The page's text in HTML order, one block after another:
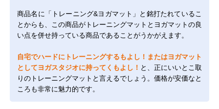
商品名に「トレーニング&ヨガマット」と銘打たれているこ
とからも、この商品がトレーニングマットとヨガマットの良
い点を併せ持っている商品であることがうかがえます。
自宅でハードにトレーニングするもよし！またはヨガマット
としてヨガスタジオに持ってくもよし！ と、正にいいとこ取
りのトレーニングマットと言えるでしょう。価格が安価なと
ころも非常に魅力的です。